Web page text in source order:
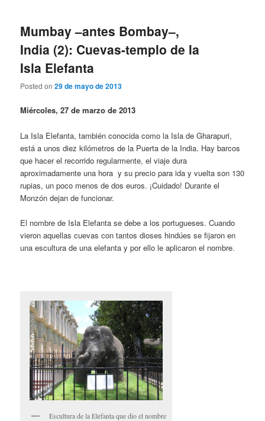
Mumbay –antes Bombay–,
India (2): Cuevas-templo de la
Isla Elefanta
Posted on29 de mayo de 2013
Miércoles, 27 de marzo de 2013
La Isla Elefanta, también conocida como la Isla de Gharapuri,
está a unos diez kilómetros de la Puerta de la India. Hay barcos
que hacer el recorrido regularmente, el viaje dura
aproximadamente una hora y su precio para ida y vuelta son 130
rupias, un poco menos de dos euros. ¡Cuidado! Durante el
Monzón dejan de funcionar.
El nombre de Isla Elefanta se debe a los portugueses. Cuando
vieron aquellas cuevas con tantos dioses hindúes se fijaron en
una escultura de una elefanta y por ello le aplicaron el nombre.
Escultura de la Elefanta que dio el nombre